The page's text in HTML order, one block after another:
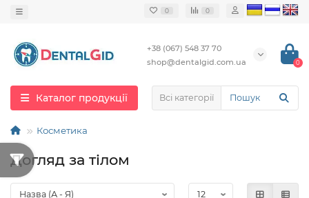
0 0
+38 (067) 548 37 70
shop@dentalgid.com.ua
0
Каталог продукції Всі категорії
Косметика
Догляд за тілом